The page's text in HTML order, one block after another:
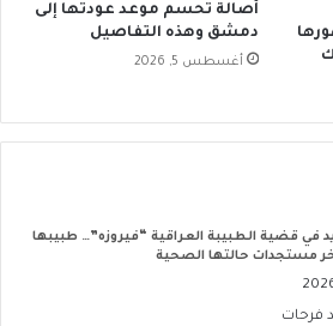
أصالة تحسم موعد عودتها إلى
دمشق وهذه التفاصيل
أغسطس 5, 2026
في قضية الطبيبة العراقية “فيروزه”… طبيبها
مستجدات حالتها الصحية
فرحات